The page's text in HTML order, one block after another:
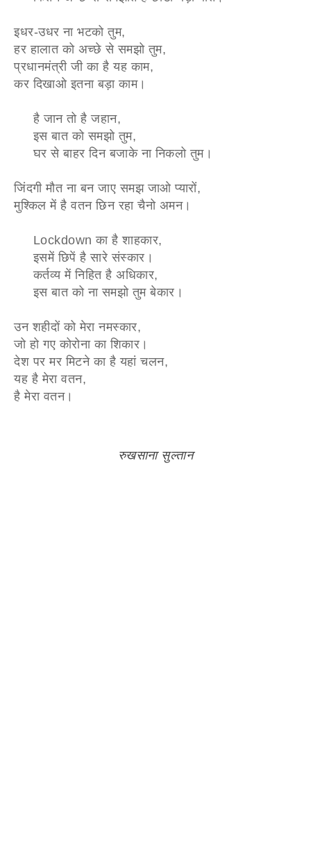
इधर-उधर ना भटको तुम,
हर हालात को अच्छे से समझो तुम,
प्रधानमंत्री जी का है यह काम,
कर दिखाओ इतना बड़ा काम।
है जान तो है जहान,
इस बात को समझो तुम,
घर से बाहर दिन बजाके ना निकलो तुम।
जिंदगी मौत ना बन जाए समझ जाओ प्यारों,
मुश्किल में है वतन छिन रहा चैनो अमन।
Lockdown का है शाहकार,
इसमें छिपें है सारे संस्कार।
कर्तव्य में निहित है अधिकार,
इस बात को ना समझो तुम बेकार।
उन शहीदों को मेरा नमस्कार,
जो हो गए कोरोना का शिकार।
देश पर मर मिटने का है यहां चलन,
यह है मेरा वतन,
है मेरा वतन।
रुखसाना सुल्तान